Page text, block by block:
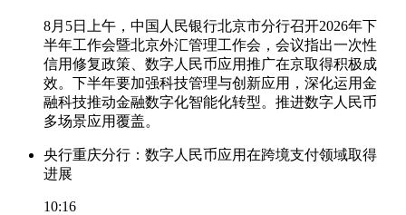
8月5日上午，中国人民银行北京市分行召开2026年下
半年工作会暨北京外汇管理工作会，会议指出一次性
信用修复政策、数字人民币应用推广在京取得积极成
效。下半年要加强科技管理与创新应用，深化运用金
融科技推动金融数字化智能化转型。推进数字人民币
多场景应用覆盖。
央行重庆分行：数字人民币应用在跨境支付领域取得
进展
10:16